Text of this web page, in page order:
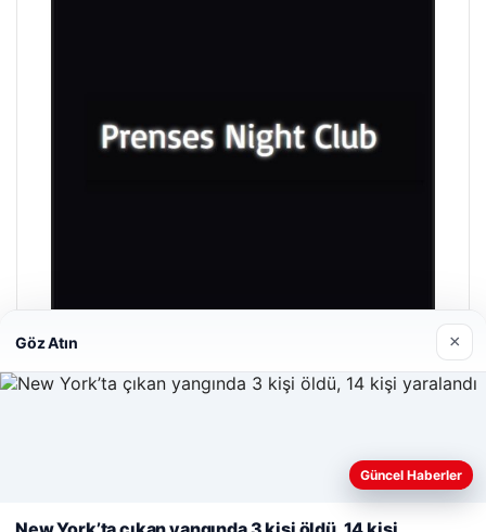
Prenses Night Club
Web sitemizi nasıl kullandığınızı daha iyi anlayabilmek,
Göz Atın ×
Güncel Haberler